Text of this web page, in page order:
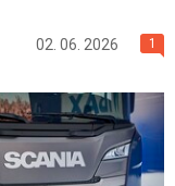
02. 06. 2026 1